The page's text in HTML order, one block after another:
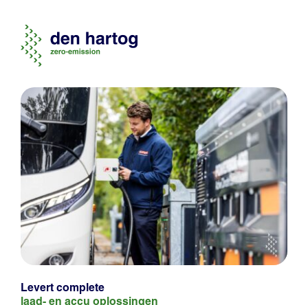
Levert complete
laad- en accu oplossingen